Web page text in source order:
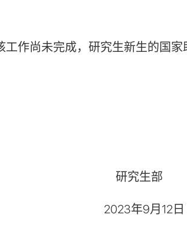
作尚未完成，研究生新生的国家
研究生部
年9月 12 日